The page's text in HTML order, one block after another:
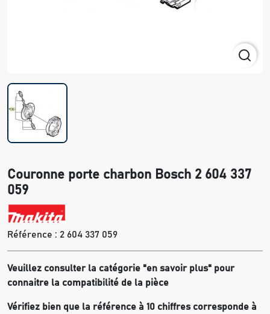
Couronne porte charbon Bosch 2 604 337
059
Référence : 2 604 337 059
Veuillez consulter la catégorie "en savoir plus" pour
connaitre la compatibilité de la pièce
Vérifiez bien que la référence à 10 chiffres corresponde à